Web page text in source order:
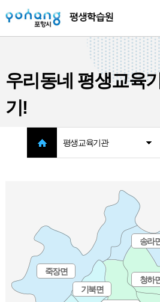
우리동네 평생교육
기!
평생교육기관
송라
죽장면
청하
기북면